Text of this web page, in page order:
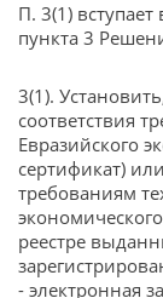
П. 3(1)
пункта 3
3(1).
соответствия
Евразийского
сертификат)
требованиям
реестре
- электронная